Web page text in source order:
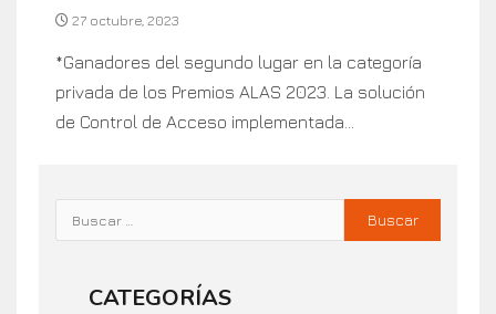
27 octubre, 2023
*Ganadores del segundo lugar en la categoría
privada de los Premios ALAS 2023. La solución
de Control de Acceso implementada...
CATEGORÍAS